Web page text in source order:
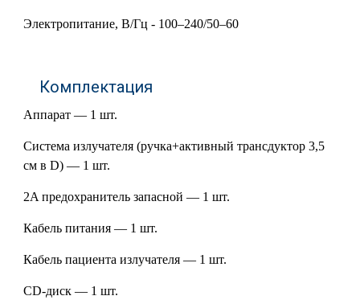
Электропитание, В/Гц - 100–240/50–60
Комплектация
Аппарат — 1 шт.
Система излучателя (ручка+активный трансдуктор 3,5
см в D) — 1 шт.
2A предохранитель запасной — 1 шт.
Кабель питания — 1 шт.
Кабель пациента излучателя — 1 шт.
CD-диск — 1 шт.